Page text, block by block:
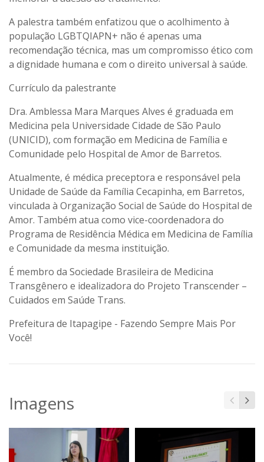
A palestra também enfatizou que o acolhimento à
população LGBTQIAPN+ não é apenas uma
recomendação técnica, mas um compromisso ético com
a dignidade humana e com o direito universal à saúde.
Currículo da palestrante
Dra. Amblessa Mara Marques Alves é graduada em
Medicina pela Universidade Cidade de São Paulo
(UNICID), com formação em Medicina de Família e
Comunidade pelo Hospital de Amor de Barretos.
Atualmente, é médica preceptora e responsável pela
Unidade de Saúde da Família Cecapinha, em Barretos,
vinculada à Organização Social de Saúde do Hospital de
Amor. Também atua como vice-coordenadora do
Programa de Residência Médica em Medicina de Família
e Comunidade da mesma instituição.
É membro da Sociedade Brasileira de Medicina
Transgênero e idealizadora do Projeto Transcender –
Cuidados em Saúde Trans.
Prefeitura de Itapagipe - Fazendo Sempre Mais Por
Você!
Imagens